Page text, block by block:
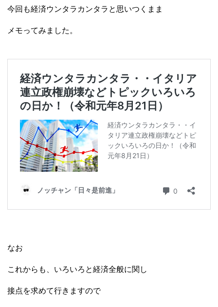
今回も経済ウンタラカンタラと思いつくまま
メモってみました。
なお
これからも、いろいろと経済全般に関し
接点を求めて行きますので